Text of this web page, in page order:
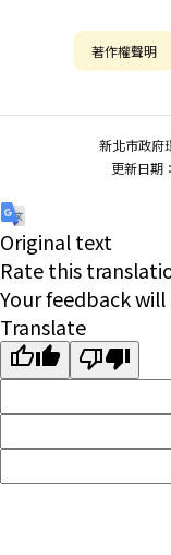
著作權聲明
新北市政府
更新日期
Original text
Rate this
Your feedback
Translate